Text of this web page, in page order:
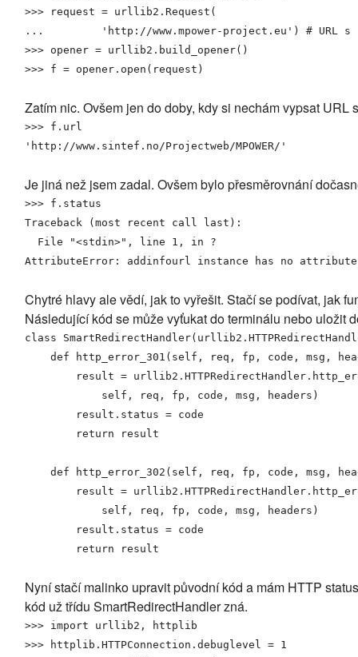
>>> request = urllib2 . Request (
...
'http://www.mpower-project.eu' )
# URL s
>>> opener = urllib2 . build_opener( )
>>> f = opener. open ( request )
Zatím nic. Ovšem jen do doby, kdy si nechám vypsat URL
>>> f. url
'http://www.sintef.no/Projectweb/MPOWER/'
Je jiná než jsem zadal. Ovšem bylo přesměrovnání
>>> f. status
Traceback
( most recent call last ) :
  File
"<stdin>" , line 1 , in
?
AttributeError : addinfourl instance has no
Chytré hlavy ale vědí, jak to vyřešit. Stačí se podívat, jak
Následující kód se může vyťukat do terminálu nebo uložit
class SmartRedirectHandler( urllib2 .
def http_error_301 ( self , req, fp, code , msg,
        result =
urllib2 . HTTPRedirectHandler .
self , req, fp, code , msg, headers )
        result.
status = code
return result
def http_error_302 ( self , req, fp, code , msg,
        result =
urllib2 . HTTPRedirectHandler .
self , req, fp, code , msg, headers )
        result.
status = code
return result
Nyní stačí malinko upravit původní kód a mám HTTP
kód už třídu SmartRedirectHandler zná.
>>> import urllib2 ,
httplib
>>>
httplib . HTTPConnection . debuglevel = 1